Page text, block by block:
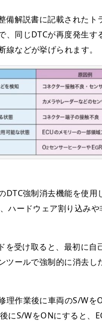
解説書に記載されたト
同じDTCが再度発生す
などが挙げられます。
強制消去機能を使用
ハードウェア割り込み
受け取ると、最初に自
ツールで強制的に消去し
作業後に車両のS/Wを
にS/WをONにすると、